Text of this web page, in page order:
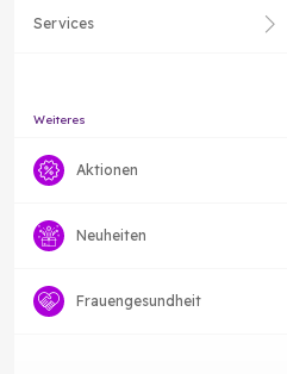
Services
Weiteres
Aktionen
Neuheiten
Frauengesundheit